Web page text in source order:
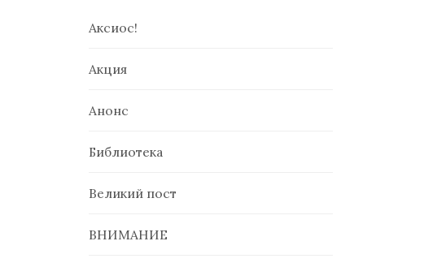
Аксиос!
Акция
Анонс
Библиотека
Великий пост
ВНИМАНИЕ